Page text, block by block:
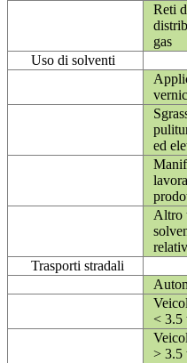
Reti
gas
Uso di solventi
ed
Altro
Trasporti stradali
< 3.5
> 3.5